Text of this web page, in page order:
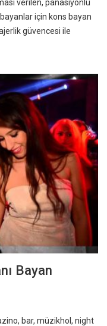
verilen, panasiyonlu
için kons bayan
güvencesi ile
Bayan
bar, müzikhol, night